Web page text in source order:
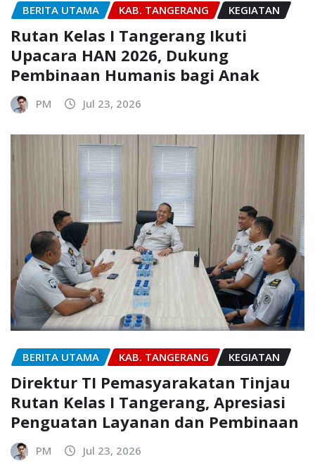
BERITA UTAMA KAB. TANGERANG KEGIATAN
Rutan Kelas I Tangerang Ikuti
Upacara HAN 2026, Dukung
Pembinaan Humanis bagi Anak
PM Jul 23, 2026
BERITA UTAMA KAB. TANGERANG KEGIATAN
Direktur TI Pemasyarakatan Tinjau
Rutan Kelas I Tangerang, Apresiasi
Penguatan Layanan dan Pembinaan
PM Jul 23, 2026